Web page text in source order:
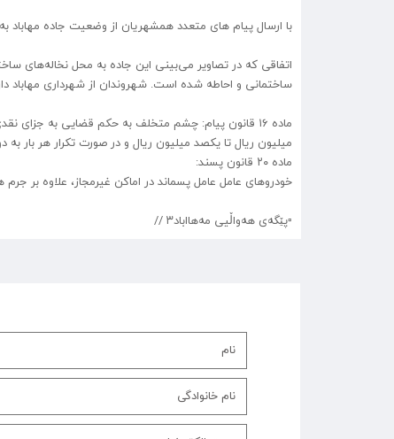
با ارسال پیام های متعدد همشهریان از وضعیت جاده مهاباد
اتفاقی که در تصاویر می‌بینی این جاده به محل نخاله‌های
ساختمانی و احاطه شده است.شهروندان از شهرداری مهاباد
میلیون ریال تا یکصد میلیون ریال و در صورت تکرار هر بار
ماده ۲۰ قانون پسند:
خودروهای عامل عامل پسماند در اماکن غیرمجاز، علاوه بر جرم های خود به یک تا
▫️پێگەی هەواڵیی مەهااباد۳ //